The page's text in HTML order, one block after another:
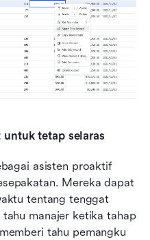
untuk tetap selaras
asisten proaktif
Mereka dapat
tentang tenggat
manajer ketika tahap
tahu pemangku